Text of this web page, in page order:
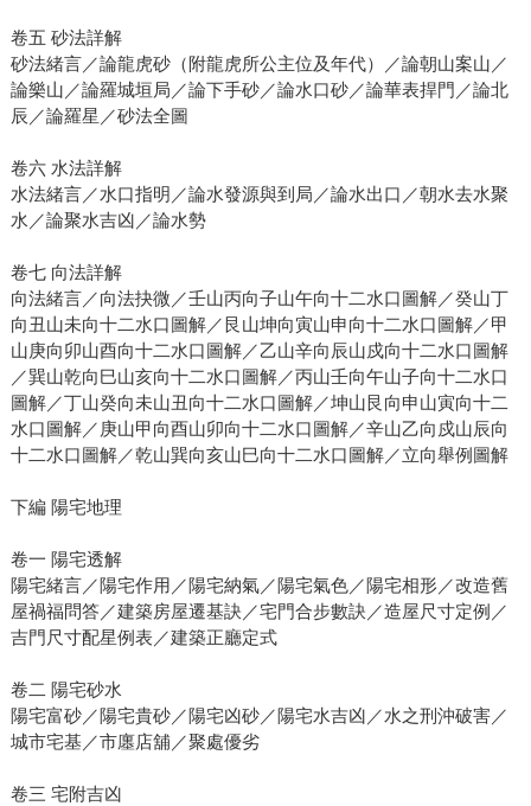
卷五 砂法詳解
砂法緒言／論龍虎砂（附龍虎所公主位及年代）／論朝山案山／
論樂山／論羅城垣局／論下手砂／論水口砂／論華表捍門／論北
辰／論羅星／砂法全圖
卷六 水法詳解
水法緒言／水口指明／論水發源與到局／論水出口／朝水去水聚
水／論聚水吉凶／論水勢
卷七 向法詳解
向法緒言／向法抉微／壬山丙向子山午向十二水口圖解／癸山丁
向丑山未向十二水口圖解／艮山坤向寅山申向十二水口圖解／甲
山庚向卯山酉向十二水口圖解／乙山辛向辰山戍向十二水口圖解
／巽山乾向巳山亥向十二水口圖解／丙山壬向午山子向十二水口
圖解／丁山癸向未山丑向十二水口圖解／坤山艮向申山寅向十二
水口圖解／庚山甲向酉山卯向十二水口圖解／辛山乙向戍山辰向
十二水口圖解／乾山巽向亥山巳向十二水口圖解／立向舉例圖解
下編 陽宅地理
卷一 陽宅透解
陽宅緒言／陽宅作用／陽宅納氣／陽宅氣色／陽宅相形／改造舊
屋禍福問答／建築房屋遷基訣／宅門合步數訣／造屋尺寸定例／
吉門尺寸配星例表／建築正廳定式
卷二 陽宅砂水
陽宅富砂／陽宅貴砂／陽宅凶砂／陽宅水吉凶／水之刑沖破害／
城市宅基／市廛店舖／聚處優劣
卷三 宅附吉凶